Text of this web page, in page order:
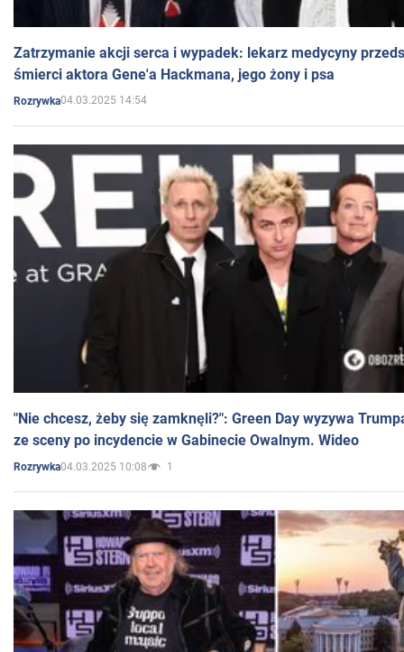
Zatrzymanie akcji serca i wypadek: lekarz medycyny
śmierci aktora Gene'a Hackmana, jego żony i psa
Rozrywka04.03.2025 14:54
"Nie chcesz, żeby się zamknęli?": Green Day wyzywa
ze sceny po incydencie w Gabinecie Owalnym. Wideo
Rozrywka04.03.2025 10:08 1